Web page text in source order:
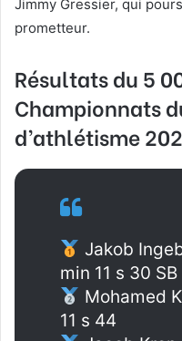
Jimmy Gressier, qui
prometteur.
Résultats du 5
Championnats
d’athlétisme
Jakob
min 11 s 30 SB
Mohamed
11 s 44